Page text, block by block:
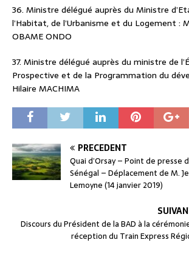
36. Ministre délégué auprès du Ministre
l’Habitat, de l’Urbanisme et du Logement :
OBAME ONDO
37. Ministre délégué auprès du ministre de
Prospective et de la Programmation du
Hilaire MACHIMA
PRÉCÉDENT
Quai d’Orsay – Point de
Sénégal – Déplacement de M.
Lemoyne (14 janvier 2019)
Discours du Président de la BAD à la
réception du Train Express